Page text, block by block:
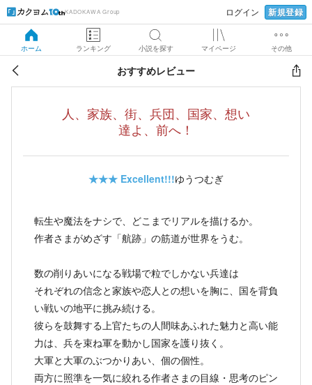
KADOKAWA Group ログイン 新規登録
ホーム ランキング 小説を探す マイページ その他
おすすめレビュー
人、家族、街、兵団、国家、想い
達よ、前へ！
★★★ Excellent!!!ゆうつむぎ
転生や魔法をナシで、どこまでリアルを描けるか。
作者さまがめざす「航跡」の筋道が世界をうむ。
数の削りあいになる戦場で粒でしかない兵達は
それぞれの信念と家族や恋人との想いを胸に、国を背負
い戦いの地平に挑み続ける。
彼らを鼓舞する上官たちの人間味あふれた魅力と高い能
力は、兵を束ね軍を動かし国家を護り抜く。
大軍と大軍のぶつかりあい、個の個性。
両方に照準を一気に絞れる作者さまの目線・思考のピン